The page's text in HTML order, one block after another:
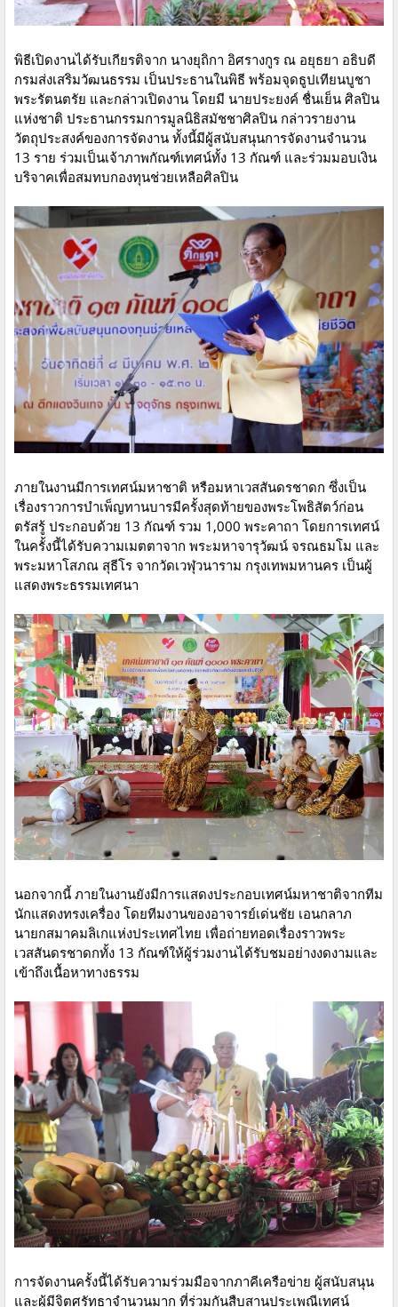
พิธีเปิดงานได้รับเกียรติจาก นางยุถิกา อิศรางกูร ณ อยุธยา อธิบดี
กรมส่งเสริมวัฒนธรรม เป็นประธานในพิธี พร้อมจุดธูปเทียนบูชา
พระรัตนตรัย และกล่าวเปิดงาน โดยมี นายประยงค์ ชื่นเย็น ศิลปิน
แห่งชาติ ประธานกรรมการมูลนิธิสมัชชาศิลปิน กล่าวรายงาน
วัตถุประสงค์ของการจัดงาน ทั้งนี้มีผู้สนับสนุนการจัดงานจำนวน
13 ราย ร่วมเป็นเจ้าภาพกัณฑ์เทศน์ทั้ง 13 กัณฑ์ และร่วมมอบเงิน
บริจาคเพื่อสมทบกองทุนช่วยเหลือศิลปิน
ภายในงานมีการเทศน์มหาชาติ หรือมหาเวสสันดรชาดก ซึ่งเป็น
เรื่องราวการบำเพ็ญทานบารมีครั้งสุดท้ายของพระโพธิสัตว์ก่อน
ตรัสรู้ ประกอบด้วย 13 กัณฑ์ รวม 1,000 พระคาถา โดยการเทศน์
ในครั้งนี้ได้รับความเมตตาจาก พระมหาจารุวัฒน์ จรณธมโม และ
พระมหาโสภณ สุธีโร จากวัดเวฬุวนาราม กรุงเทพมหานคร เป็นผู้
แสดงพระธรรมเทศนา
นอกจากนี้ ภายในงานยังมีการแสดงประกอบเทศน์มหาชาติจากทีม
นักแสดงทรงเครื่อง โดยทีมงานของอาจารย์เด่นชัย เอนกลาภ
นายกสมาคมลิเกแห่งประเทศไทย เพื่อถ่ายทอดเรื่องราวพระ
เวสสันดรชาดกทั้ง 13 กัณฑ์ให้ผู้ร่วมงานได้รับชมอย่างงดงามและ
เข้าถึงเนื้อหาทางธรรม
การจัดงานครั้งนี้ได้รับความร่วมมือจากภาคีเครือข่าย ผู้สนับสนุน
และผู้มีจิตศรัทธาจำนวนมาก ที่ร่วมกันสืบสานประเพณีเทศน์